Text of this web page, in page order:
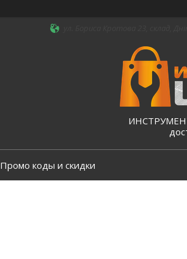
Промо коды и скидки